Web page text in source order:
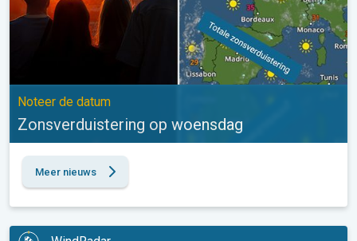
Noteer de datum
Zonsverduistering op woensdag
Meer nieuws